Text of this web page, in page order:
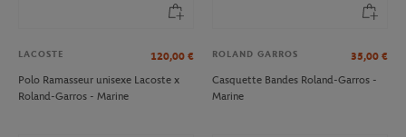
LACOSTE 120,00 €
Polo Ramasseur unisexe Lacoste x
Roland-Garros - Marine
ROLAND GARROS 35,00 €
Casquette Bandes Roland-Garros -
Marine